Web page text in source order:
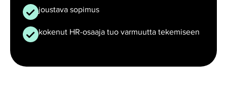
joustava sopimus
kokenut HR-osaaja tuo varmuutta tekemiseen